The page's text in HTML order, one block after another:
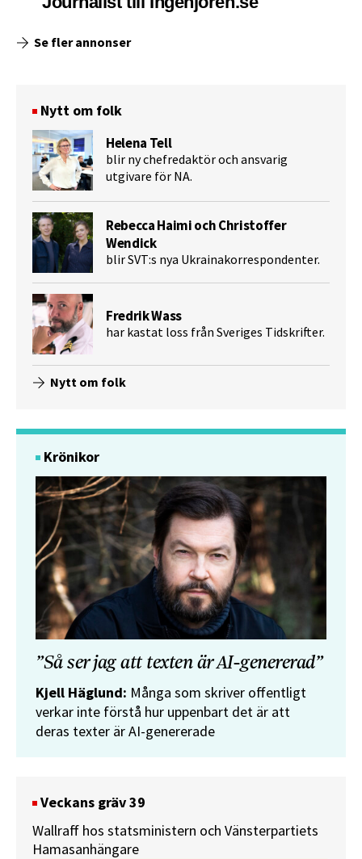
Se fler annonser
Nytt om folk
Helena Tell
blir ny chefredaktör och ansvarig
utgivare för NA.
Rebecca Haimi och Christoffer
Wendick
blir SVT:s nya Ukrainakorrespondenter.
Fredrik Wass
har kastat loss från Sveriges Tidskrifter.
Nytt om folk
Krönikor
”Så ser jag att texten är AI-genererad”
Kjell Häglund: Många som skriver offentligt
verkar inte förstå hur uppenbart det är att
deras texter är AI-genererade
Veckans gräv 39
Wallraff hos statsministern och Vänsterpartiets
Hamasanhängare